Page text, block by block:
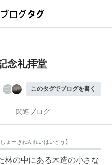
念礼拝堂
このタグでブログを書く
関連ブログ
しょーきねんれいはいどう 】
林の中にある木造の小さな